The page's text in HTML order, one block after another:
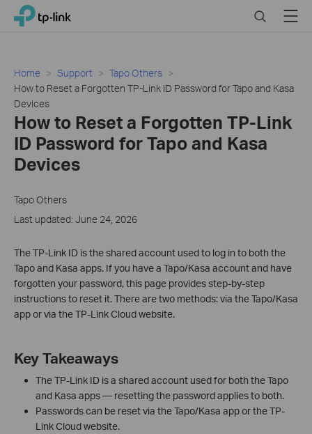
Click
navigation
TP-Link, Reliably Smart SearchMenu
Home Support
Tapo Others
How to Reset a Forgotten TP-Link ID Password for Tapo and Kasa
Devices
How to Reset a Forgotten TP-Link
ID Password for Tapo and Kasa
Devices
Tapo Others
Last updated: June 24, 2026
The TP-Link ID is the shared account used to log in to both the
Tapo and Kasa apps. If you have a Tapo/Kasa account and have
forgotten your password, this page provides step-by-step
instructions to reset it. There are two methods: via the Tapo/Kasa
app or via the TP-Link Cloud website.
Key Takeaways
The TP-Link ID is a shared account used for both the Tapo
and Kasa apps — resetting the password applies to both.
Passwords can be reset via the Tapo/Kasa app or the TP-
Link Cloud website.